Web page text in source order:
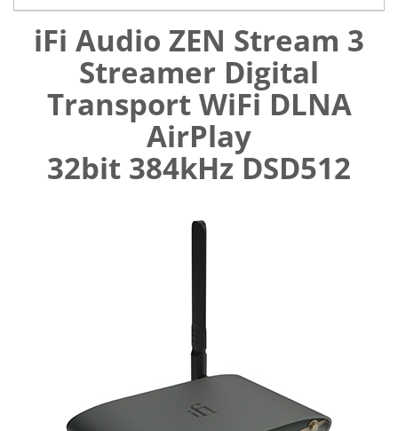
iFi Audio ZEN Stream 3
Streamer Digital
Transport WiFi DLNA
AirPlay
32bit 384kHz DSD512